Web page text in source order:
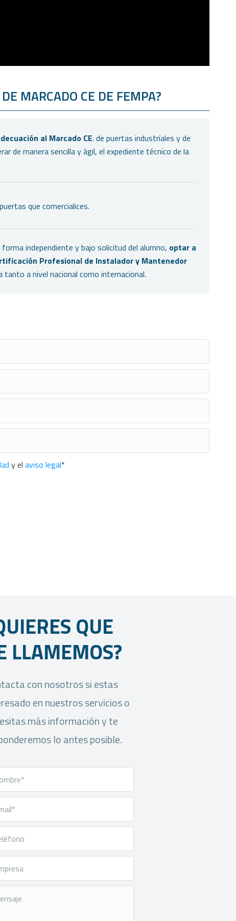
MARCADO CE DE FEMPA?
al Marcado CE. de puertas industriales y de
de manera sencilla y ágil, el expediente técnico de la
que comercialices.
independiente y bajo solicitud del alumno, optar a
Profesional de Instalador y Mantenedor
tanto a nivel nacional como internacional.
y el aviso legal*
QUE
LLAMEMOS?
con nosotros si estas
en nuestros servicios o
más información y te
lo antes posible.